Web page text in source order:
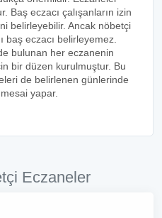
Baş eczacı çalışanların izin
belirleyebilir. Ancak nöbetçi
baş eczacı belirleyemez.
bulunan her eczanenin
bir düzen kurulmuştur. Bu
de belirlenen günlerinde
yapar.
Eczaneler